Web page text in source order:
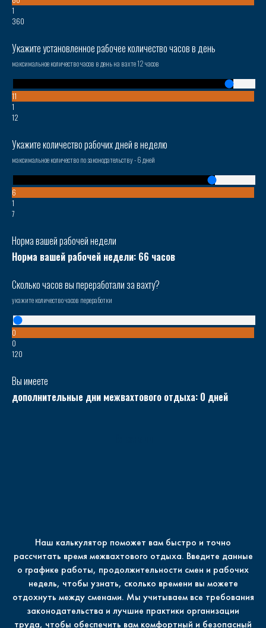
1
360
Укажите установленное рабочее количество часов в день
максимальное количество часов в день на вахте 12 часов
11
1
12
Укажите количество рабочих дней в неделю
максимальное количество по законодательству - 6 дней
6
1
7
Норма вашей рабочей недели
Норма вашей рабочей недели: 66 часов
Сколько часов вы переработали за вахту?
укажите количество часов переработки
0
0
120
Вы имеете
дополнительные дни межвахтового отдыха: 0 дней
Наш калькулятор поможет вам быстро и точно
рассчитать время межвахтового отдыха. Введите данные
о графике работы, продолжительности смен и рабочих
недель, чтобы узнать, сколько времени вы можете
отдохнуть между сменами. Мы учитываем все требования
законодательства и лучшие практики организации
труда, чтобы обеспечить вам комфортный и безопасный